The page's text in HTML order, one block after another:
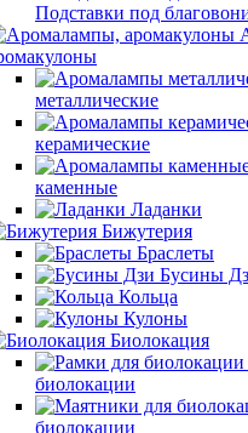
Подставки под
металлические
керамические
каменные
Ладанки
Бижутерия
Браслеты
Бусины
Кольца
Кулоны
Биолокация
биолокации
биолокации